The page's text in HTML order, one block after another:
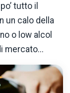
tutto il
un calo della
o low alcol
mercato...